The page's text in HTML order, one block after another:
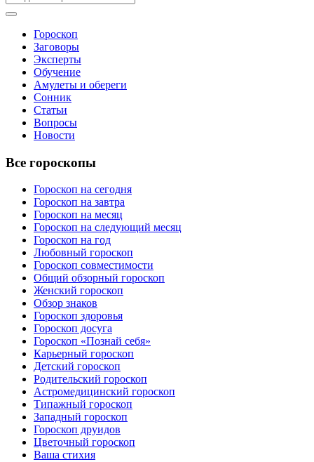
Гороскоп
Заговоры
Эксперты
Обучение
Амулеты и обереги
Сонник
Статьи
Вопросы
Новости
Все гороскопы
Гороскоп на сегодня
Гороскоп на завтра
Гороскоп на месяц
Гороскоп на следующий месяц
Гороскоп на год
Любовный гороскоп
Гороскоп совместимости
Общий обзорный гороскоп
Женский гороскоп
Обзор знаков
Гороскоп здоровья
Гороскоп досуга
Гороскоп «Познай себя»
Карьерный гороскоп
Детский гороскоп
Родительский гороскоп
Астромедицинский гороскоп
Типажный гороскоп
Западный гороскоп
Гороскоп друидов
Цветочный гороскоп
Ваша стихия